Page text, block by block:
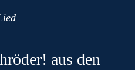
aus den